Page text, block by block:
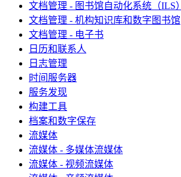
文档管理 - 图书馆自动化系统（ILS）
文档管理 - 机构知识库和数字图书馆
文档管理 - 电子书
日历和联系人
日志管理
时间服务器
服务发现
构建工具
档案和数字保存
流媒体
流媒体 - 多媒体流媒体
流媒体 - 视频流媒体